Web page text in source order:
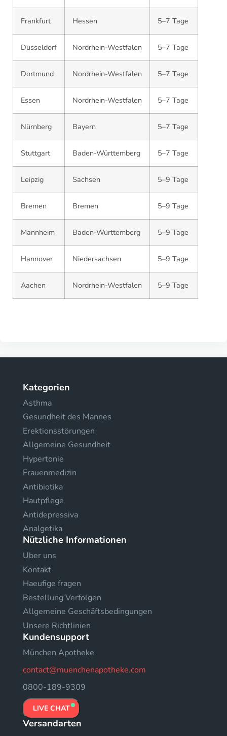
Frankfurt Hessen 5–7 Tage
Düsseldorf Nordrhein-Westfalen 5–7 Tage
Dortmund Nordrhein-Westfalen 5–7 Tage
Essen Nordrhein-Westfalen 5–7 Tage
Nürnberg Bayern 5–7 Tage
Stuttgart Baden-Württemberg 5–7 Tage
Leipzig Sachsen 5–9 Tage
Bremen Bremen 5–9 Tage
Mannheim Baden-Württemberg 5–9 Tage
Hannover Niedersachsen 5–9 Tage
Aachen Nordrhein-Westfalen 5–9 Tage
Kategorien
Asthma
Gesundheit des Mannes
Erektionsstörungen
Allgemeine Gesundheit
Hypertonie
Frauenmedizin
Antibiotika
Hautpflege
Antidepressiva
Analgetika
Nützliche Informationen
Uber uns
Kontakt
Haeufige fragen
Bestellung Verfolgen
Allgemeine Geschäftsbedingungen
Unsere Richtlinien
Kundensupport
München Apotheke
contact@muenchenapotheke.com
0800-189-9309
LIVE CHAT
Versandarten